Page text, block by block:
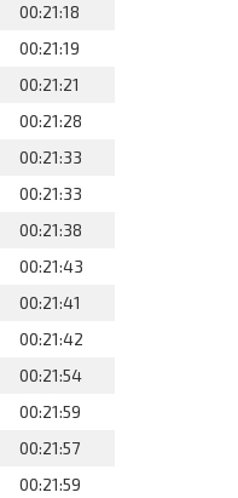
00:21:18
00:21:19
00:21:21
00:21:28
00:21:33
00:21:33
00:21:38
00:21:43
00:21:41
00:21:42
00:21:54
00:21:59
00:21:57
00:21:59